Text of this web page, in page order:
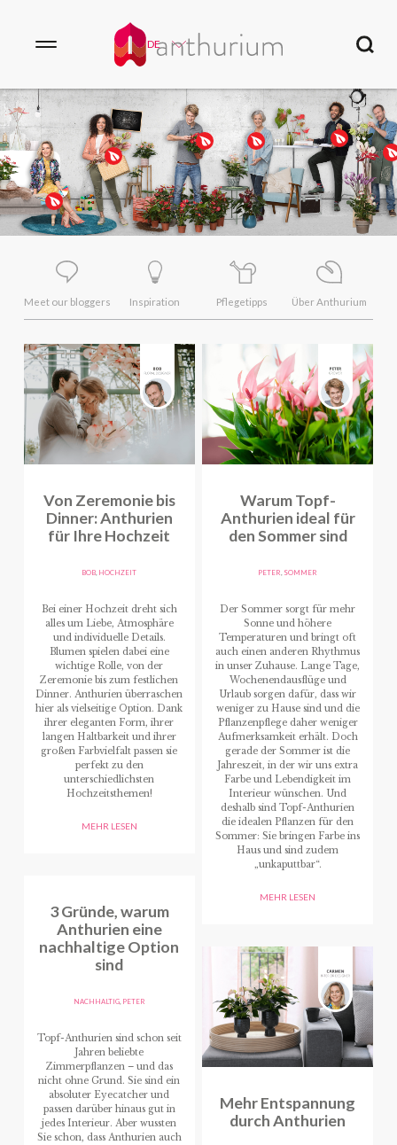
DE
Meet our bloggers Inspiration Pflegetipps Über Anthurium
Von Zeremonie bis
Dinner: Anthurien
für Ihre Hochzeit
BOB, HOCHZEIT
Bei einer Hochzeit dreht sich
alles um Liebe, Atmosphäre
und individuelle Details.
Blumen spielen dabei eine
wichtige Rolle, von der
Zeremonie bis zum festlichen
Dinner. Anthurien überraschen
hier als vielseitige Option. Dank
ihrer eleganten Form, ihrer
langen Haltbarkeit und ihrer
großen Farbvielfalt passen sie
perfekt zu den
unterschiedlichsten
Hochzeitsthemen!
MEHR LESEN
3 Gründe, warum
Anthurien eine
nachhaltige Option
sind
NACHHALTIG, PETER
Topf-Anthurien sind schon seit
Jahren beliebte
Zimmerpflanzen – und das
nicht ohne Grund. Sie sind ein
absoluter Eyecatcher und
passen darüber hinaus gut in
jedes Interieur. Aber wussten
Sie schon, dass Anthurien auch
Warum Topf-
Anthurien ideal für
den Sommer sind
PETER, SOMMER
Der Sommer sorgt für mehr
Sonne und höhere
Temperaturen und bringt oft
auch einen anderen Rhythmus
in unser Zuhause. Lange Tage,
Wochenendausflüge und
Urlaub sorgen dafür, dass wir
weniger zu Hause sind und die
Pflanzenpflege daher weniger
Aufmerksamkeit erhält. Doch
gerade der Sommer ist die
Jahreszeit, in der wir uns extra
Farbe und Lebendigkeit im
Interieur wünschen. Und
deshalb sind Topf-Anthurien
die idealen Pflanzen für den
Sommer: Sie bringen Farbe ins
Haus und sind zudem
„unkaputtbar“.
MEHR LESEN
Mehr Entspannung
durch Anthurien